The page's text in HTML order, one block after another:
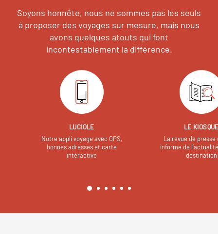
Soyons honnête, nous ne sommes pas les seuls
à proposer des voyages sur mesure, mais nous
avons quelques atouts qui font
incontestablement la différence.
LUCIOLE
Notre appli voyage avec GPS,
bonnes adresses et carte
interactive
LE
La revue de presse
informe de
destination